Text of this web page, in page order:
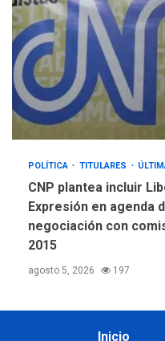
POLÍTICA TITULARES
CNP plantea incluir
Expresión en agenda
negociación con
2015
agosto 5, 2026 197
Inicio